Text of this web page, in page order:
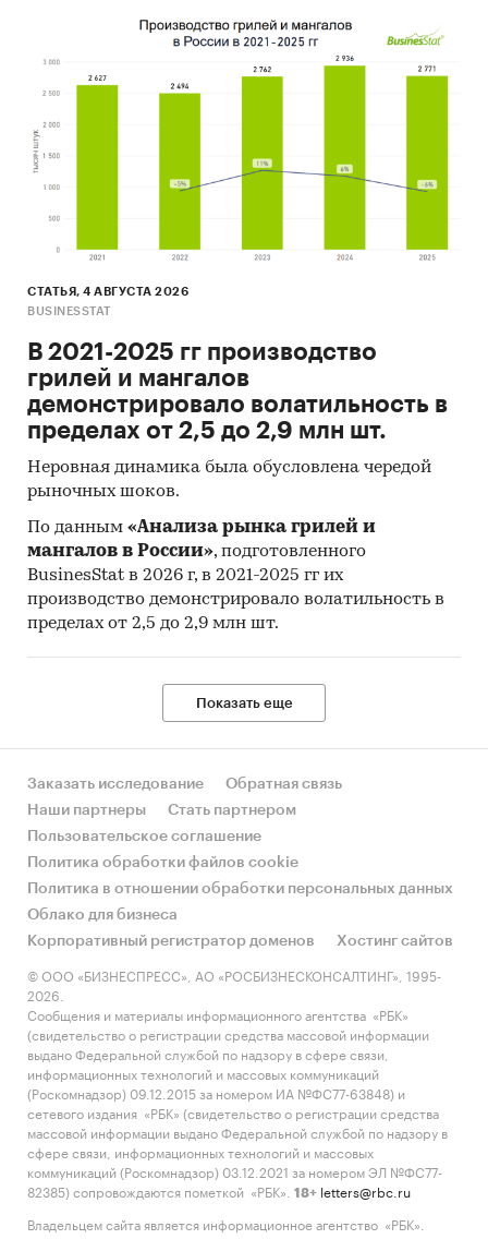
СТАТЬЯ, 4 АВГУСТА 2026
BUSINESSTAT
В 2021-2025 гг производство
грилей и мангалов
демонстрировало волатильность в
пределах от 2,5 до 2,9 млн шт.
Неровная динамика была обусловлена чередой
рыночных шоков.
По данным «Анализа рынка грилей и
мангалов в России», подготовленного
BusinesStat в 2026 г, в 2021-2025 гг их
производство демонстрировало волатильность в
пределах от 2,5 до 2,9 млн шт.
Показать еще
Заказать исследование
Обратная связь
Наши партнеры
Стать партнером
Пользовательское соглашение
Политика обработки файлов cookie
Политика в отношении обработки персональных данных
Облако для бизнеса
Корпоративный регистратор доменов
Хостинг сайтов
© ООО «БИЗНЕСПРЕСС», АО «РОСБИЗНЕСКОНСАЛТИНГ», 1995-
2026.
Сообщения и материалы информационного агентства «РБК»
(свидетельство о регистрации средства массовой информации
выдано Федеральной службой по надзору в сфере связи,
информационных технологий и массовых коммуникаций
(Роскомнадзор) 09.12.2015 за номером ИА №ФС77-63848) и
сетевого издания «РБК» (свидетельство о регистрации средства
массовой информации выдано Федеральной службой по надзору в
сфере связи, информационных технологий и массовых
коммуникаций (Роскомнадзор) 03.12.2021 за номером ЭЛ №ФС77-
82385) сопровождаются пометкой «РБК».
18+ letters@rbc.ru
Владельцем сайта является информационное агентство «РБК».